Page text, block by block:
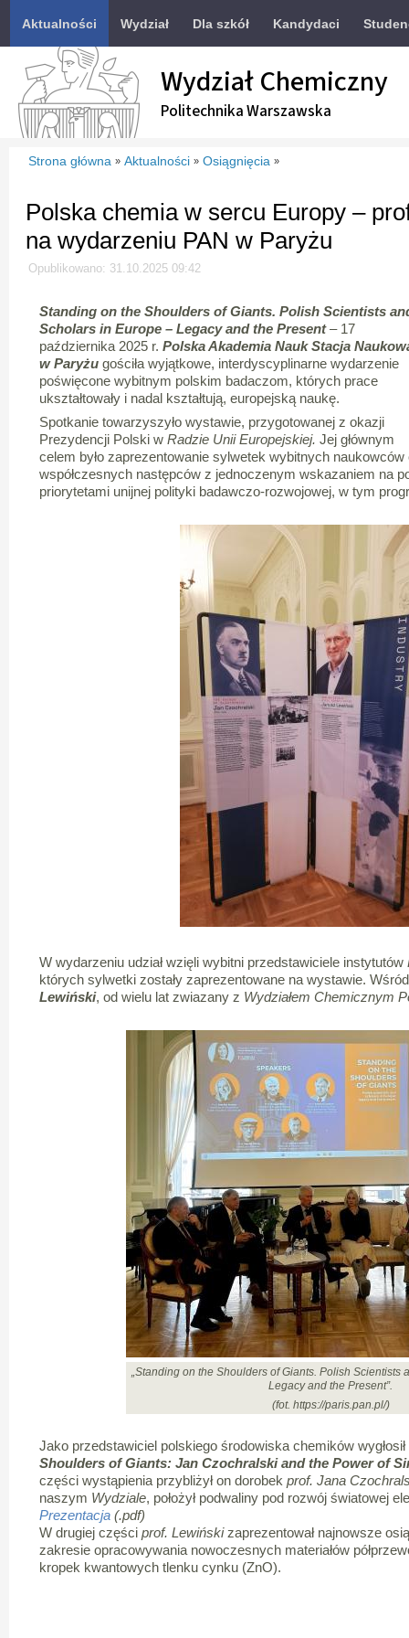
Aktualności Wydział Dla szkół Kandydaci
Wydział Chemiczny
Politechnika Warszawska
Strona główna » Aktualności » Osiągnięcia »
Polska chemia w sercu Europy –
na wydarzeniu PAN w Paryżu
Opublikowano: 31.10.2025 09:42
Standing on the Shoulders of Giants. Polish Scientists
Scholars in Europe – Legacy and the Present– 17
października 2025 r. Polska Akademia Nauk Stacja
w Paryżugościła wyjątkowe, interdyscyplinarne wydarzenie
poświęcone wybitnym polskim badaczom, których prace
ukształtowały i nadal kształtują, europejską naukę.
Spotkanie towarzyszyło wystawie, przygotowanej z okazji
Prezydencji Polski w Radzie Unii Europejskiej. Jej głównym
celem było zaprezentowanie sylwetek wybitnych
współczesnych następców z jednoczenym wskazaniem na
priorytetami unijnej polityki badawczo-rozwojowej, w tym
W wydarzeniu udział wzięli wybitni przedstawiciele instytutów
których sylwetki zostały zaprezentowane na wystawie.
Lewiński, od wielu lat zwiazany z Wydziałem Chemicznym
„Standing on the Shoulders of Giants. Polish Scientists
Legacy and the Present”.
(fot. https://paris.pan.pl/)
Jako przedstawiciel polskiego środowiska chemików
Shoulders of Giants: Jan Czochralski and the Power of
części wystąpienia przybliżył on dorobek prof. Jana
naszym Wydziale, położył podwaliny pod rozwój światowej
Prezentacja(.pdf)
W drugiej części prof. Lewińskizaprezentował najnowsze
zakresie opracowywania nowoczesnych materiałów
kropek kwantowych tlenku cynku (ZnO).